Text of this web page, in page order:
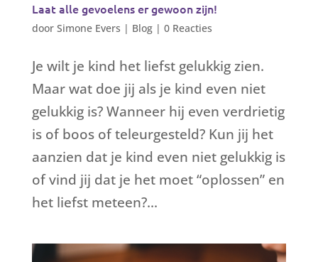
Laat alle gevoelens er gewoon zijn!
door Simone Evers | Blog| 0 Reacties
Je wilt je kind het liefst gelukkig zien.
Maar wat doe jij als je kind even niet
gelukkig is? Wanneer hij even verdrietig
is of boos of teleurgesteld? Kun jij het
aanzien dat je kind even niet gelukkig is
of vind jij dat je het moet “oplossen” en
het liefst meteen?...